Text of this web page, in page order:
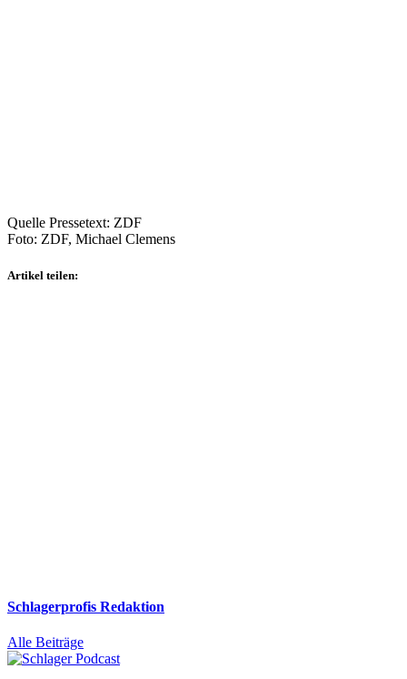
Quelle Pressetext: ZDF
Foto: ZDF, Michael Clemens
Artikel teilen:
Schlagerprofis Redaktion
Alle Beiträge